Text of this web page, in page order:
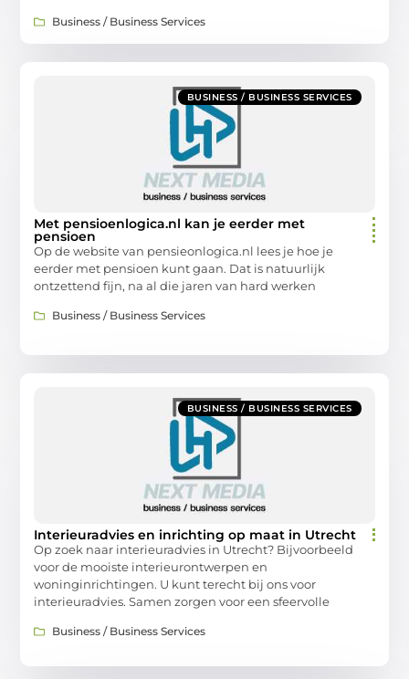
Business / Business Services
BUSINESS / BUSINESS SERVICES
Met pensioenlogica.nl kan je eerder met
pensioen
Op de website van pensieonlogica.nl lees je hoe je
eerder met pensioen kunt gaan. Dat is natuurlijk
ontzettend fijn, na al die jaren van hard werken
Business / Business Services
BUSINESS / BUSINESS SERVICES
Interieuradvies en inrichting op maat in Utrecht
Op zoek naar interieuradvies in Utrecht? Bijvoorbeeld
voor de mooiste interieurontwerpen en
woninginrichtingen. U kunt terecht bij ons voor
interieuradvies. Samen zorgen voor een sfeervolle
Business / Business Services